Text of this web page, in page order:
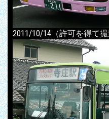
2011/10/14（許可を得て撮